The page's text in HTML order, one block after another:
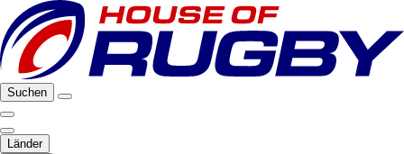
Suchen
Länder